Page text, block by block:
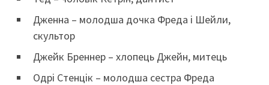
Дженна – молодша дочка Фреда і Шейли,
скультор
Джейк Бреннер – хлопець Джейн, митець
Одрі Стенцік – молодша сестра Фреда